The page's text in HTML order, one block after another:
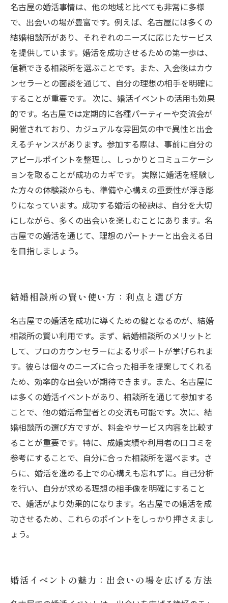
名古屋の婚活事情は、他の地域と比べても非常に多様
で、出会いの場が豊富です。例えば、名古屋には多くの
結婚相談所があり、それぞれのニーズに応じたサービス
を提供しています。婚活を成功させるための第一歩は、
信頼できる相談所を選ぶことです。また、入会後はカウ
ンセラーとの面談を通じて、自分の理想の相手を明確に
することが重要です。 次に、婚活イベントの活用も効果
的です。名古屋では定期的に各種パーティーや交流会が
開催されており、カジュアルな雰囲気の中で異性と出会
えるチャンスがあります。参加する際は、事前に自分の
アピールポイントを整理し、しっかりとコミュニケーシ
ョンを取ることが成功のカギです。 実際に婚活を経験し
た方々の体験談からも、準備や心構えの重要性が浮き彫
りになっています。成功する婚活の秘訣は、自分を大切
にしながら、多くの出会いを楽しむことにあります。名
古屋での婚活を通じて、理想のパートナーと出会える日
を目指しましょう。
結婚相談所の賢い使い方：利点と選び方
名古屋での婚活を成功に導くための鍵となるのが、結婚
相談所の賢い利用です。まず、結婚相談所のメリットと
して、プロのカウンセラーによるサポートが挙げられま
す。彼らは個々のニーズに合った相手を提案してくれる
ため、効率的な出会いが期待できます。また、名古屋に
は多くの婚活イベントがあり、相談所を通じて参加する
ことで、他の婚活希望者との交流も可能です。次に、結
婚相談所の選び方ですが、料金やサービス内容を比較す
ることが重要です。特に、成婚実績や利用者の口コミを
参考にすることで、自分に合った相談所を選べます。さ
らに、婚活を進める上での心構えも忘れずに。自己分析
を行い、自分が求める理想の相手像を明確にすること
で、婚活がより効果的になります。名古屋での婚活を成
功させるため、これらのポイントをしっかり押さえまし
ょう。
婚活イベントの魅力：出会いの場を広げる方法